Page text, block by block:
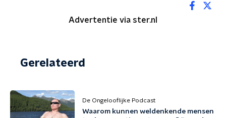
Advertentie via ster.nl
Gerelateerd
De Ongelooflijke Podcast
Waarom kunnen weldenkende mensen